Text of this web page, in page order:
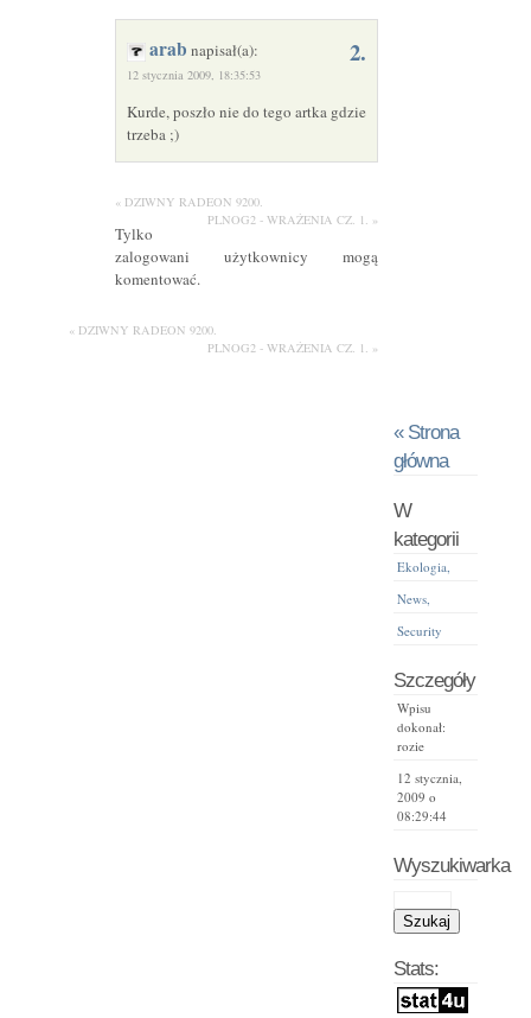
2.
arab napisał(a):
12 stycznia 2009, 18:35:53
Kurde, poszło nie do tego artka gdzie
trzeba ;)
« DZIWNY RADEON 9200.
PLNOG2 - WRAŻENIA CZ. 1. »
Tylko
zalogowani użytkownicy mogą
komentować.
« DZIWNY RADEON 9200.
PLNOG2 - WRAŻENIA CZ. 1. »
« Strona
główna
W
kategorii
Ekologia,
News,
Security
Szczegóły
Wpisu
dokonał:
rozie
12 stycznia,
2009 o
08:29:44
Wyszukiwarka
Stats: